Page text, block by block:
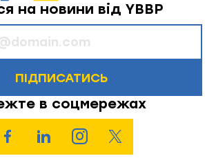
на новини від YBBP
ПІДПИСАТИСЬ
в соцмережах